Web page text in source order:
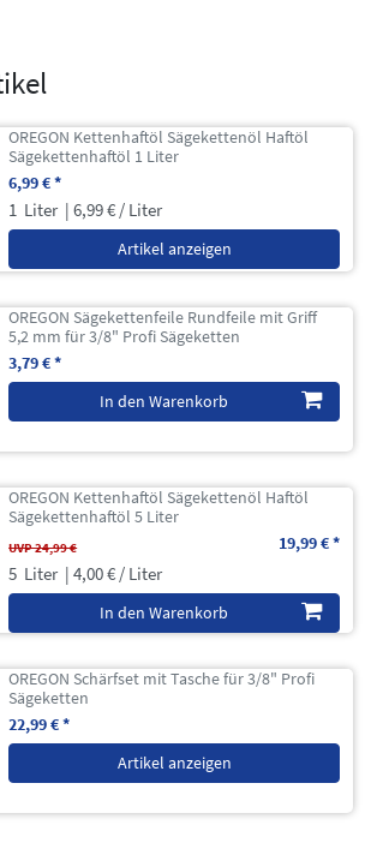
OREGON Kettenhaftöl Sägekettenöl Haftöl
Sägekettenhaftöl 1 Liter
6,99 € *
1 Liter | 6,99 € / Liter
Artikel anzeigen
OREGON Sägekettenfeile Rundfeile mit Griff
5,2 mm für 3/8" Profi Sägeketten
3,79 € *
In den Warenkorb
OREGON Kettenhaftöl Sägekettenöl Haftöl
Sägekettenhaftöl 5 Liter
UVP 24,99 € 19,99 € *
5 Liter | 4,00 € / Liter
In den Warenkorb
OREGON Schärfset mit Tasche für 3/8" Profi
Sägeketten
22,99 € *
Artikel anzeigen